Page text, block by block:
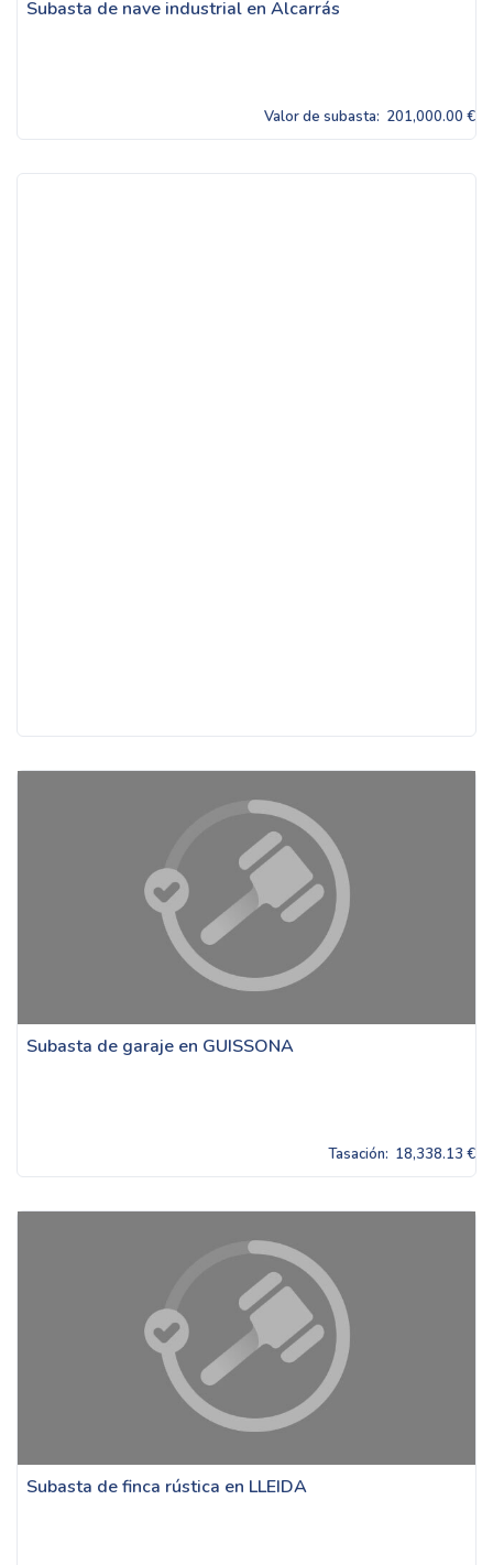
Subasta de nave industrial en Alcarrás
Valor de subasta: 201,000.00 €
Subasta de garaje en GUISSONA
Tasación: 18,338.13 €
Subasta de finca rústica en LLEIDA